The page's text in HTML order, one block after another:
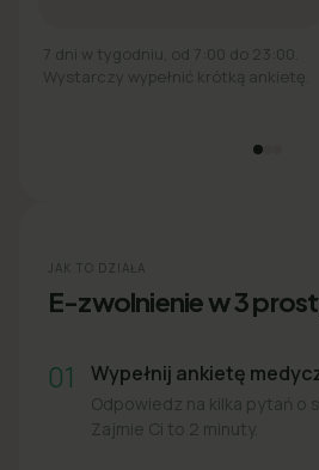
7 dni w tygodniu, od 7:00 do 23:00.
Wystarczy wypełnić krótką ankietę.
JAK TO DZIAŁA
E-zwolnienie w 3
01 Wypełnij ankietę
Odpowiedz na kilka pytań o
Zajmie Ci to 2 minuty.